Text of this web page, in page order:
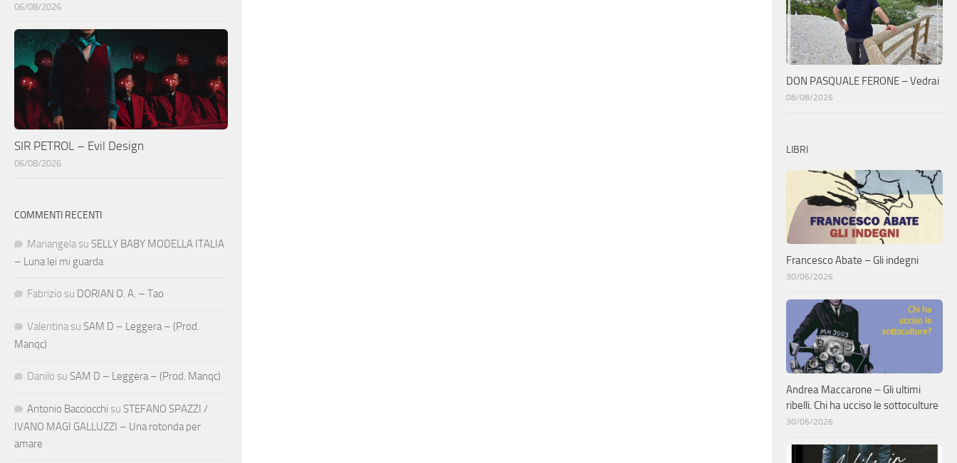
06/08/2026
SIR PETROL – Evil Design
06/08/2026
COMMENTI RECENTI
Mariangela su SELLY BABY MODELLA ITALIA
– Luna lei mi guarda
Fabrizio su DORIAN O. A. – Tao
Valentina su SAM D – Leggera – (Prod.
Manqc)
Danilo su SAM D – Leggera – (Prod. Manqc)
Antonio Bacciocchi su STEFANO SPAZZI /
IVANO MAGI GALLUZZI – Una rotonda per
amare
DON PASQUALE FERONE – Vedrai
08/08/2026
LIBRI
Francesco Abate – Gli indegni
30/06/2026
Andrea Maccarone – Gli ultimi
ribelli. Chi ha ucciso le sottoculture
30/06/2026